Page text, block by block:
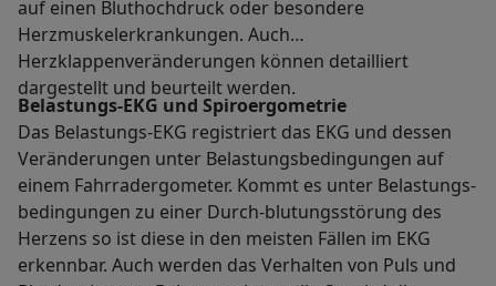
auf einen Bluthochdruck oder besondere
Herzmuskelerkrankungen. Auch
Herzklappenveränderungen können detailliert
dargestellt und beurteilt werden.
Belastungs-EKG und Spiroergometrie
Das Belastungs-EKG registriert das EKG und dessen
Veränderungen unter Belastungsbedingungen auf
einem Fahrradergometer. Kommt es unter Belastungs-
bedingungen zu einer Durch-blutungsstörung des
Herzens so ist diese in den meisten Fällen im EKG
erkennbar. Auch werden das Verhalten von Puls und